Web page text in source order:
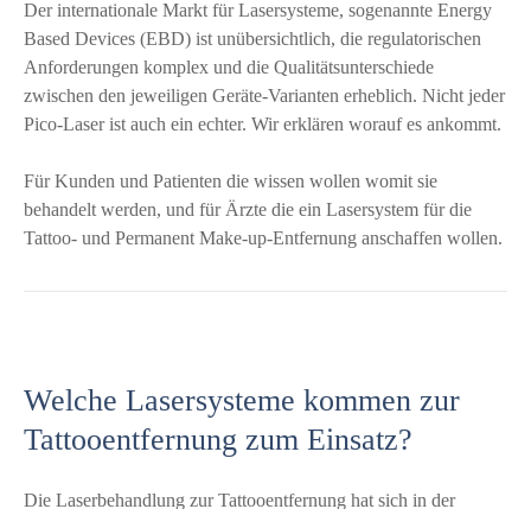
Der internationale Markt für Lasersysteme, sogenannte Energy
Based Devices (EBD) ist unübersichtlich, die regulatorischen
Anforderungen komplex und die Qualitätsunterschiede
zwischen den jeweiligen Geräte-Varianten erheblich. Nicht jeder
Pico-Laser ist auch ein echter. Wir erklären worauf es ankommt.
Für Kunden und Patienten die wissen wollen womit sie
behandelt werden, und für Ärzte die ein Lasersystem für die
Tattoo- und Permanent Make-up-Entfernung anschaffen wollen.
Welche Lasersysteme kommen zur
Tattooentfernung zum Einsatz?
Die Laserbehandlung zur Tattooentfernung hat sich in der